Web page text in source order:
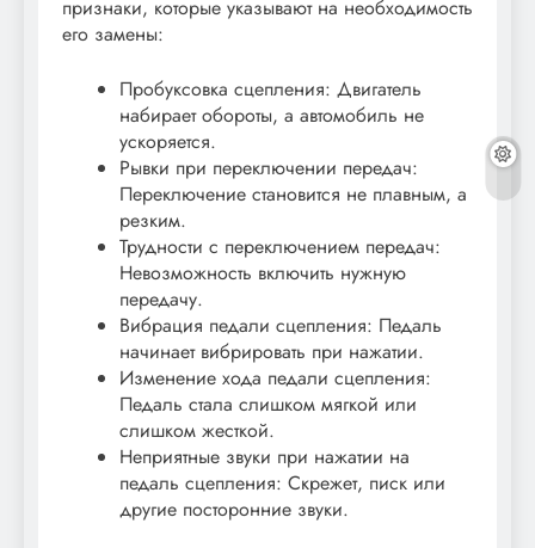
признаки, которые указывают на необходимость
его замены:
Пробуксовка сцепления: Двигатель
набирает обороты, а автомобиль не
ускоряется.
Рывки при переключении передач:
Переключение становится не плавным, а
резким.
Трудности с переключением передач:
Невозможность включить нужную
передачу.
Вибрация педали сцепления: Педаль
начинает вибрировать при нажатии.
Изменение хода педали сцепления:
Педаль стала слишком мягкой или
слишком жесткой.
Неприятные звуки при нажатии на
педаль сцепления: Скрежет, писк или
другие посторонние звуки.